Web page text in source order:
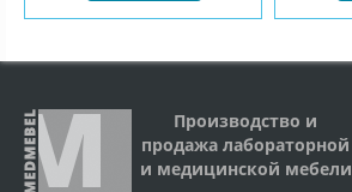
Производство и
продажа лабораторной
и медицинской мебели